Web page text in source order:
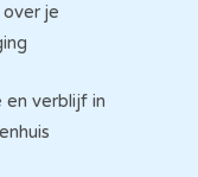
je
en verblijf in